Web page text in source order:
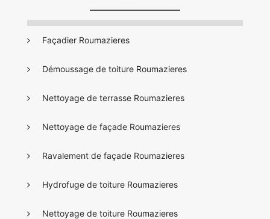
Façadier Roumazieres
Démoussage de toiture Roumazieres
Nettoyage de terrasse Roumazieres
Nettoyage de façade Roumazieres
Ravalement de façade Roumazieres
Hydrofuge de toiture Roumazieres
Nettoyage de toiture Roumazieres